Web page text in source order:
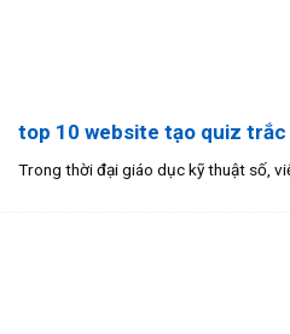
top 10 website tạo quiz trắc
Trong thời đại giáo dục kỹ thuật số,